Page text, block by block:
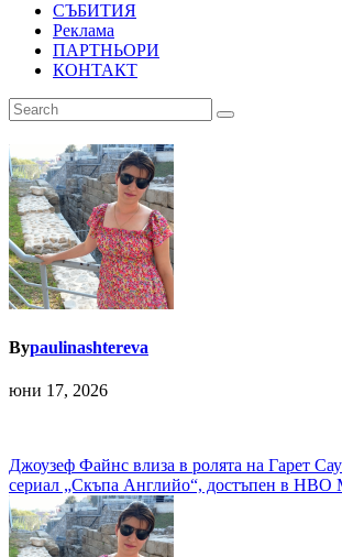
СЪБИТИЯ
Реклама
ПАРТНЬОРИ
КОНТАКТ
Bypaulinashtereva
юни 17, 2026
Навигация
Джоузеф Файнс влиза в ролята на Гарет
сериал „Скъпа Английо“, достъпен в HBO